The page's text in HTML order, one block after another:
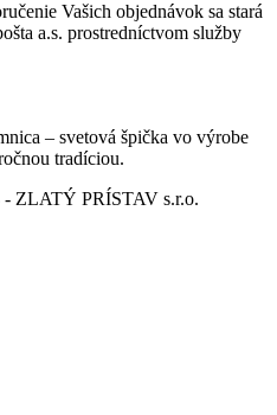
Vašich objednávok sa stará
a.s. prostredníctvom služby
– svetová špička vo výrobe
tradíciou.
- ZLATÝ PRÍSTAV s.r.o.